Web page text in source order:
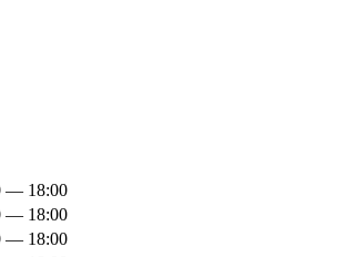
— 18:00
— 18:00
— 18:00